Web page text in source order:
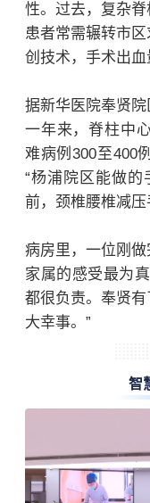
性。过去，复杂脊
患者常需辗转市
创技术，手术出血
据新华医院奉贤
一年来，脊柱中
难病例300至400
“杨浦院区能做的
前，颈椎腰椎减压
病房里，一位刚
家属的感受最为
都很负责。奉贤
大幸事。”
智